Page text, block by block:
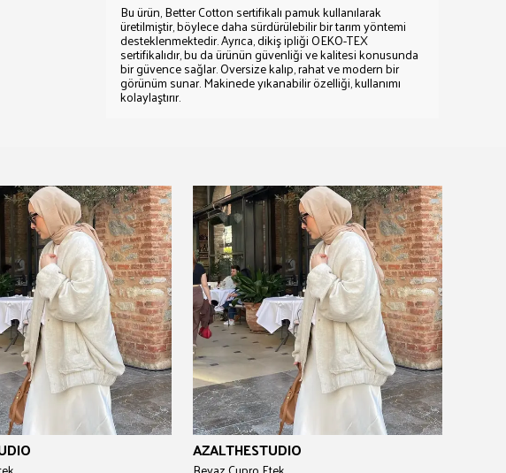
Bu ürün, Better Cotton sertifikalı pamuk kullanılarak
üretilmiştir, böylece daha sürdürülebilir bir tarım yöntemi
desteklenmektedir. Ayrıca, dikiş ipliği OEKO-TEX
sertifikalıdır, bu da ürünün güvenliği ve kalitesi konusunda
bir güvence sağlar. Oversize kalıp, rahat ve modern bir
görünüm sunar. Makinede yıkanabilir özelliği, kullanımı
kolaylaştırır.
AZALTHESTUDIO